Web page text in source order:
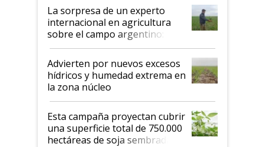
La sorpresa de un experto
internacional en agricultura
sobre el campo argentino:
"Estoy muy impresionado"
Advierten por nuevos excesos
hídricos y humedad extrema en
la zona núcleo
Esta campaña proyectan cubrir
una superficie total de 750.000
hectáreas de soja sembradas